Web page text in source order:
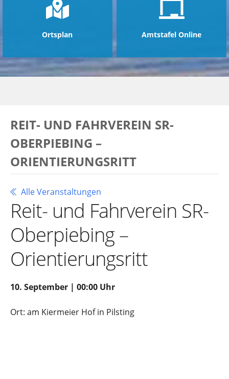
Ortsplan Amtstafel Online
REIT- UND FAHRVEREIN SR-
OBERPIEBING –
ORIENTIERUNGSRITT
Alle Veranstaltungen
Reit- und Fahrverein SR-
Oberpiebing –
Orientierungsritt
10. September | 00:00 Uhr
Ort: am Kiermeier Hof in Pilsting